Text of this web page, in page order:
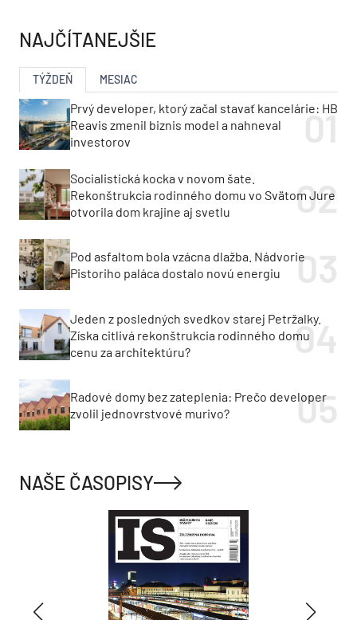
NAJČÍTANEJŠIE
TÝŽDEŇ MESIAC
Prvý developer, ktorý začal stavať kancelárie: HB
Reavis zmenil biznis model a nahneval
investorov
Socialistická kocka v novom šate.
Rekonštrukcia rodinného domu vo Svätom Jure
otvorila dom krajine aj svetlu
Pod asfaltom bola vzácna dlažba. Nádvorie
Pistoriho paláca dostalo novú energiu
Jeden z posledných svedkov starej Petržalky.
Získa citlivá rekonštrukcia rodinného domu
cenu za architektúru?
Radové domy bez zateplenia: Prečo developer
zvolil jednovrstvové murivo?
NAŠE ČASOPISY